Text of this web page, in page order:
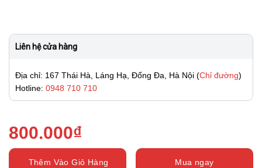
Liên hệ cửa hàng
Địa chỉ: 167 Thái Hà, Láng Hạ, Đống Đa, Hà Nội (Chỉ đường)
Hotline: 0948 710 710
800.000₫
Thêm Vào Giỏ Hàng Mua ngay